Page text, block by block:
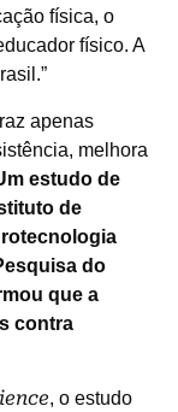
física, o
físico. A
apenas
melhora
estudo de
de
do
que a
contra
, o estudo